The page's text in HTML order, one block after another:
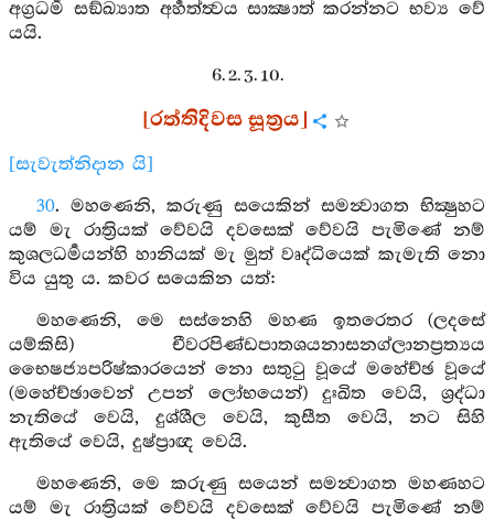
අග්‍රධර්‍ම සඞ්ඛ්‍යාත අර්‍හත්ත්‍වය සාක්‍ෂාත් කරන්නට භව්‍ය වේ
යයි.
6. 2. 3. 10.
[රත්තිදිවස සූත්‍රය]
[සැවැත්නිදාන යි]
30. මහණෙනි, කරුණු සයෙකින් සමන්‍වාගත භික්‍ෂුහට
යම් මැ රාත්‍රියක් වේවයි දවසෙක් වේවයි පැමිණේ නම්
කුශලධර්‍මයන්හි හානියක් මැ මුත් වෘද්ධියෙක් කැමැති නො
විය යුතු ය. කවර සයෙකින යත්:
මහණෙනි, මෙ සස්නෙහි මහණ ඉතරෙතර (ලදසේ
යම්කිසි) චීවරපිණ්ඩපාතශයනාසනග්ලානප්‍රත්‍යය
භෛෂජ්‍යපරිෂ්කාරයෙන් නො සතුටු වූයේ මහේච්ඡ වූයේ
(මහේච්ඡාවෙන් උපන් ලෝභයෙන්) දුඃඛිත වෙයි, ශ්‍රද්ධා
නැතියේ වෙයි, දුශ්ශීල වෙයි, කුසීත වෙයි, නට සිහි
ඇතියේ වෙයි, දුෂ්ප්‍රාඥ වෙයි.
මහණෙනි, මෙ කරුණු සයෙන් සමන්‍වාගත මහණහට
යම් මැ රාත්‍රියක් වේවයි දවසෙක් වේවයි පැමිණේ නම්